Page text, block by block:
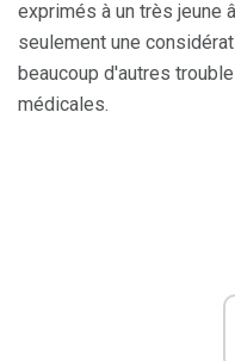
exprimés à un très jeune
seulement une
beaucoup d'autres
médicales.